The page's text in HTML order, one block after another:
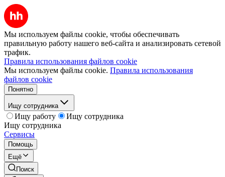
Мы используем файлы cookie, чтобы обеспечивать
правильную работу нашего веб-сайта и анализировать сетевой
трафик.
Правила использования файлов cookie
Мы используем файлы cookie. Правила использования
файлов cookie
Понятно
Ищу сотрудника
Ищу работу
Ищу сотрудника
Ищу сотрудника
Сервисы
Помощь
Ещё
Поиск